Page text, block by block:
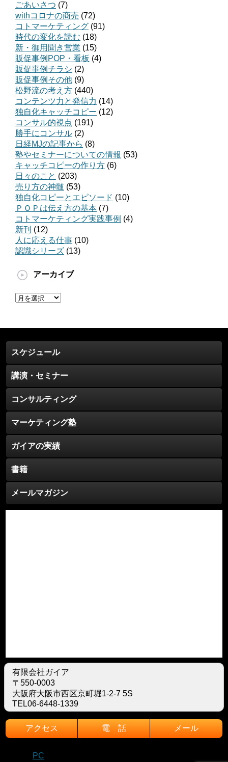
ごあいさつ (7)
withコロナの商売 (72)
コトマーケティング (91)
時代の変化を読む (18)
新・御用聞き営業 (15)
販促事例POP・看板 (4)
販促事例チラシ (2)
販促事例その他 (9)
松野流の考え方 (440)
コンテンツ力と発信力 (14)
独自化キャッチコピー (12)
コンサル的視点 (191)
勝手にコンサル (2)
日経MJの記事から (8)
塾やセミナーについての情報 (53)
キャッチコピーの作り方 (6)
日々のこと (203)
売り方の神髄 (53)
独自化コピーとエピソード (10)
ＰＯＰは伝え方の基本 (7)
コトマーケティング実践事例 (4)
新刊 (12)
人に応える仕事 (10)
認識シリーズ (13)
アーカイブ
ア
イ
ブ
スケジュール
講演・セミナー
コンサルティング
マーケティング塾
ガイアの実績
書籍
メールマガジン
有限会社ガイア
〒550-0003
大阪府大阪市西区京町堀1-2-7 5S
TEL06-6448-1339
アクセス 電 話 メール
PC